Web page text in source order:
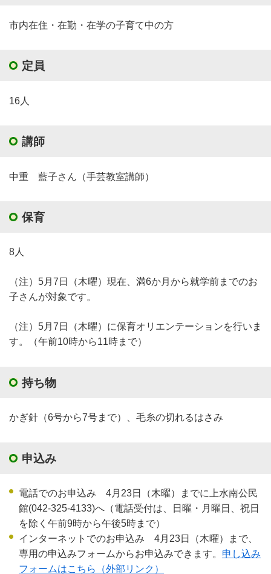
市内在住・在勤・在学の子育て中の方
定員
16人
講師
中重 藍子さん（手芸教室講師）
保育
8人
（注）5月7日（木曜）現在、満6か月から就学前までのお
子さんが対象です。
（注）5月7日（木曜）に保育オリエンテーションを行いま
す。（午前10時から11時まで）
持ち物
かぎ針（6号から7号まで）、毛糸の切れるはさみ
申込み
電話でのお申込み 4月23日（木曜）までに上水南公民
館(042-325-4133)へ（電話受付は、日曜・月曜日、祝日
を除く午前9時から午後5時まで）
インターネットでのお申込み 4月23日（木曜）まで、
専用の申込みフォームからお申込みできます。 申し込み
フォームはこちら（外部リンク）